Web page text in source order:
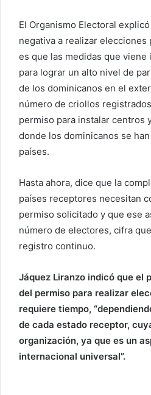
o
El Organismo Electoral
negativa a realizar
es que las medidas que viene
para lograr un alto nivel de
de los dominicanos en el
número de criollos
permiso para instalar centros
donde los dominicanos se
países.
Hasta ahora, dice que la
países receptores necesitan
permiso solicitado y que ese
número de electores, cifra
registro continuo.
Jáquez Liranzo indicó que el
del permiso para realizar
requiere tiempo,
de cada estado receptor,
organización, ya que es un
internacional universal”.